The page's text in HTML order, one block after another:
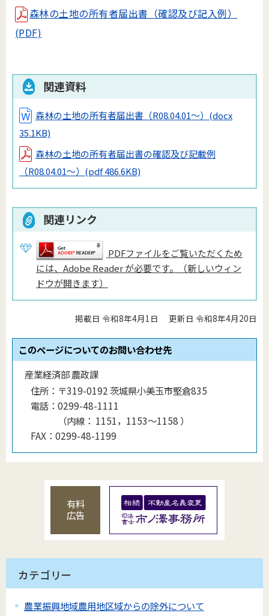
森林の土地の所有者届出書（確認及び記入例）
(PDF)
関連資料
森林の土地の所有者届出書（R08.04.01～） (docx
35.1KB)
森林の土地の所有者届出書の確認及び記載例
（R08.04.01～） (pdf 486.6KB)
関連リンク
PDFファイルをご覧いただくため
には、Adobe Reader が必要です。（新しいウィン
ドウが開きます）
掲載日 令和8年4月1日 更新日 令和8年4月20日
このページについてのお問い合わせ先
産業経済部 農政課
住所： 〒319-0192 茨城県小美玉市堅倉835
電話： 0299-48-1111
（内線 ： 1151，1153〜1158 ）
FAX： 0299-48-1199
有料
広告
カテゴリー
農業振興地域農用地区域からの除外について